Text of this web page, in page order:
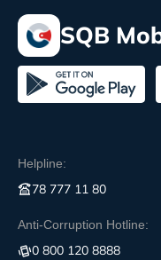
SQB
Helpline:
78 777 11 80
Anti-Corruption Hotline:
0 800 120 8888